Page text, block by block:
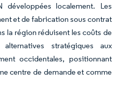
localement. Les
et de fabrication sous contrat
la région réduisent les coûts de
stratégiques aux
occidentales, positionnant
centre de demande et comme